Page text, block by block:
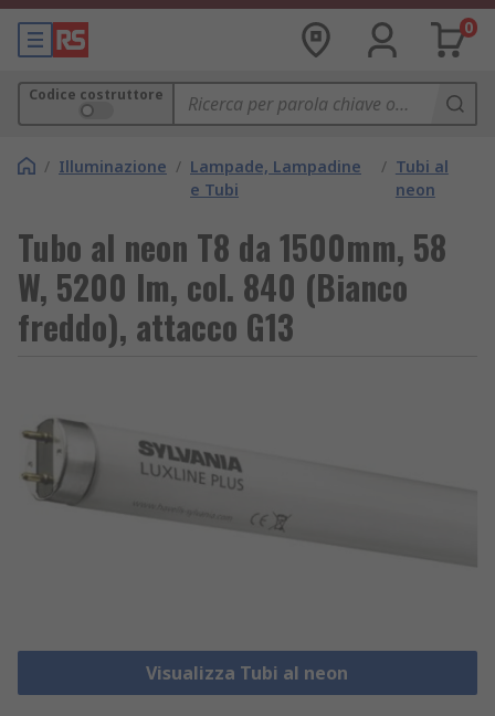
0
Codice costruttore
/ Illuminazione / Lampade, Lampadine
e Tubi
/ Tubi al
neon
Tubo al neon T8 da 1500mm, 58
W, 5200 lm, col. 840 (Bianco
freddo), attacco G13
Visualizza Tubi al neon